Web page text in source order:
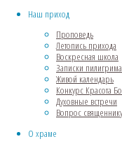
Наш приход
Проповедь
Летопись прихода
Воскресная школа
Записки пилигрима
Живой календарь
Конкурс Красота
Духовные встречи
Вопрос священнику
О храме